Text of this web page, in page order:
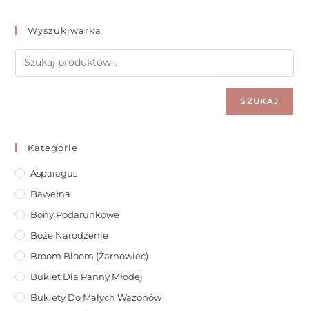
Wyszukiwarka
SZUKAJ
Kategorie
Asparagus
Bawełna
Bony Podarunkowe
Boże Narodzenie
Broom Bloom (żarnowiec)
Bukiet Dla Panny Młodej
Bukiety Do Małych Wazonów